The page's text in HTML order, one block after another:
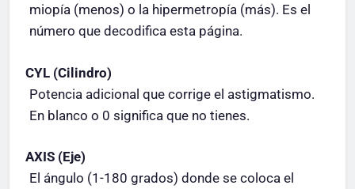
miopía (menos) o la hipermetropía (más). Es el
número que decodifica esta página.
CYL (Cilindro)
Potencia adicional que corrige el astigmatismo.
En blanco o 0 significa que no tienes.
AXIS (Eje)
El ángulo (1-180 grados) donde se coloca el